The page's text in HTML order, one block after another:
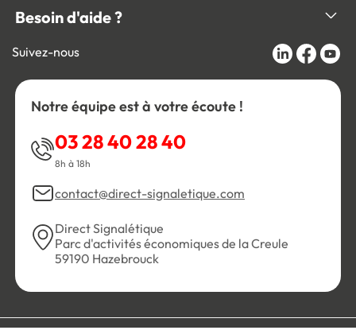
Besoin d'aide ?
Suivez-nous
Notre équipe est à votre écoute !
03 28 40 28 40
8h à 18h
contact@direct-signaletique.com
Direct Signalétique
Parc d'activités économiques de la Creule
59190 Hazebrouck